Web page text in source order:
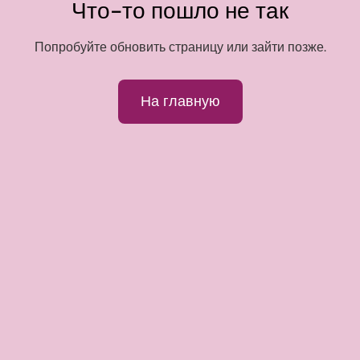
Что-то пошло не так
Попробуйте обновить страницу или зайти позже.
На главную